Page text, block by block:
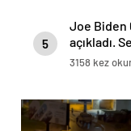
5
Joe Biden
açıkladı.
3158 kez